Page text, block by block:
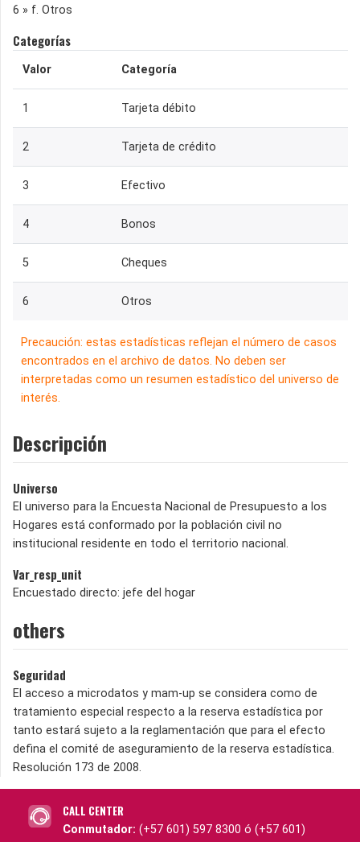
6 » f. Otros
Categorías
Valor Categoría
1 Tarjeta débito
2 Tarjeta de crédito
3 Efectivo
4 Bonos
5 Cheques
6 Otros
Precaución: estas estadísticas reflejan el número de casos
encontrados en el archivo de datos. No deben ser
interpretadas como un resumen estadístico del universo de
interés.
Descripción
Universo
El universo para la Encuesta Nacional de Presupuesto a los
Hogares está conformado por la población civil no
institucional residente en todo el territorio nacional.
Var_resp_unit
Encuestado directo: jefe del hogar
others
Seguridad
El acceso a microdatos y mam-up se considera como de
tratamiento especial respecto a la reserva estadística por
tanto estará sujeto a la reglamentación que para el efecto
defina el comité de aseguramiento de la reserva estadística.
Resolución 173 de 2008.
CALL CENTER
Conmutador: (+57 601) 597 8300 ó (+57 601)